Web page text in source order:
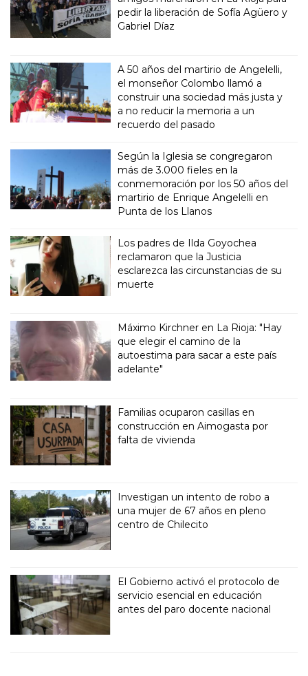
pedir la liberación de Sofía Agüero y
Gabriel Díaz
A 50 años del martirio de Angelelli,
el monseñor Colombo llamó a
construir una sociedad más justa y
a no reducir la memoria a un
recuerdo del pasado
Según la Iglesia se congregaron
más de 3.000 fieles en la
conmemoración por los 50 años del
martirio de Enrique Angelelli en
Punta de los Llanos
Los padres de Ilda Goyochea
reclamaron que la Justicia
esclarezca las circunstancias de su
muerte
Máximo Kirchner en La Rioja: "Hay
que elegir el camino de la
autoestima para sacar a este país
adelante"
Familias ocuparon casillas en
construcción en Aimogasta por
falta de vivienda
Investigan un intento de robo a
una mujer de 67 años en pleno
centro de Chilecito
El Gobierno activó el protocolo de
servicio esencial en educación
antes del paro docente nacional